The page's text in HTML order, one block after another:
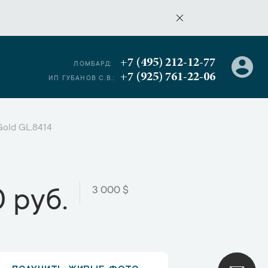
ЛОМБАРД: +7 (495) 212-12-77
ИП ГУБАНОВ С.В.: +7 (925) 761-22-06
GL.8414
руб. 3 000 $